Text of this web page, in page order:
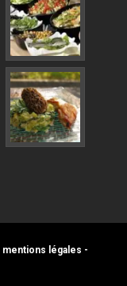
mentions légales -